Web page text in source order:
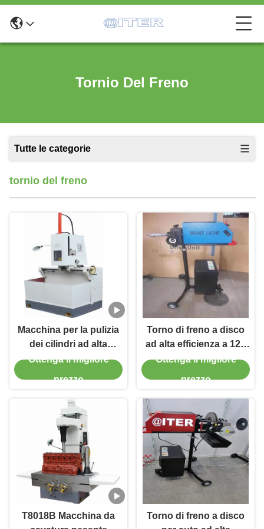
Tornio Del Freno
Tutte le categorie
tornio del freno
Macchina per la pulizia
dei cilindri ad alta
precisione 1.1/1.5kw per
Ottenga il migliore
prezzo
Torno di freno a disco
ad alta efficienza a 120
giri al minuto per la
Ottenga il migliore
prezzo
T8018B Macchina da
Torno di freno a disco